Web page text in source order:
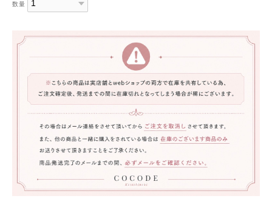
数量